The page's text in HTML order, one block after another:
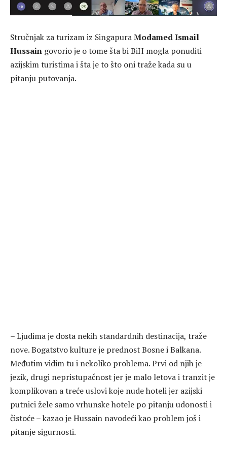
Stručnjak za turizam iz SingapuraModamed Ismail
Hussain govorio je o tome šta bi BiH mogla ponuditi
azijskim turistima i šta je to što oni traže kada su u
pitanju putovanja.
– Ljudima je dosta nekih standardnih destinacija, traže
nove. Bogatstvo kulture je prednost Bosne i Balkana.
Međutim vidim tu i nekoliko problema. Prvi od njih je
jezik, drugi nepristupačnost jer je malo letova i tranzit je
komplikovan a treće uslovi koje nude hoteli jer azijski
putnici žele samo vrhunske hotele po pitanju udonosti i
čistoće – kazao je Hussain navodeći kao problem još i
pitanje sigurnosti.